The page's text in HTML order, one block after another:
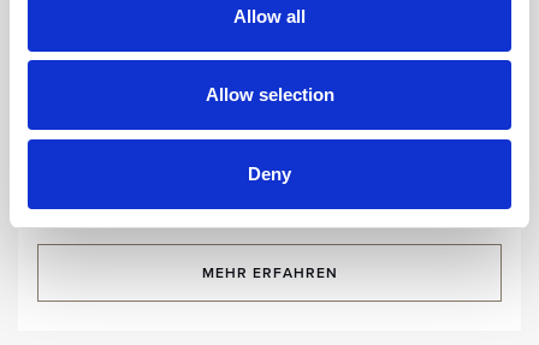
Allow all
Allow selection
Deny
HÄUFIG GESTELLTE FRAGEN (FAQ)
MEHR ERFAHREN